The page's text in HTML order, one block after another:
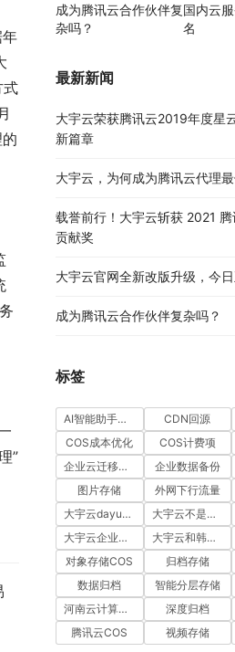
式
”
成为腾讯云合作伙伴复
杂吗？
国内云
名
最新新闻
大宇云荣获腾讯云2019年度星
新篇章
大宇云，为何成为腾讯云代理
载誉前行！大宇云斩获 2021
贡献奖
大宇云官网全新改版升级，今日
成为腾讯云合作伙伴复杂吗？
标签
AI智能助手企业版 CDN回源
COS成本优化
COS计费项
企业云迁移服务
企业数据备份
图片存储
外网下行流量
大宇云dayuyun
大宇云不是家电品牌
大宇云企业资质
大宇云和韩国大宇区别
对象存储COS
归档存储
数据归档
智能分层存储
河南云计算公司
深度归档
腾讯云COS
视频存储